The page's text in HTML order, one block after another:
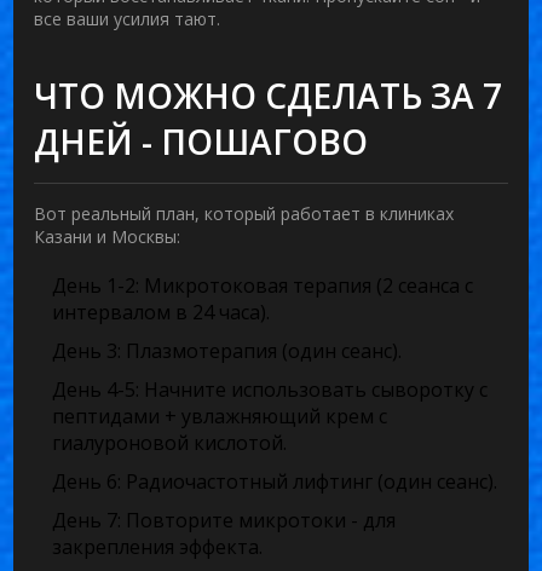
все ваши усилия тают.
ЧТО МОЖНО СДЕЛАТЬ ЗА 7
ДНЕЙ - ПОШАГОВО
Вот реальный план, который работает в клиниках
Казани и Москвы:
День 1-2: Микротоковая терапия (2 сеанса с
интервалом в 24 часа).
День 3: Плазмотерапия (один сеанс).
День 4-5: Начните использовать сыворотку с
пептидами + увлажняющий крем с
гиалуроновой кислотой.
День 6: Радиочастотный лифтинг (один сеанс).
День 7: Повторите микротоки - для
закрепления эффекта.